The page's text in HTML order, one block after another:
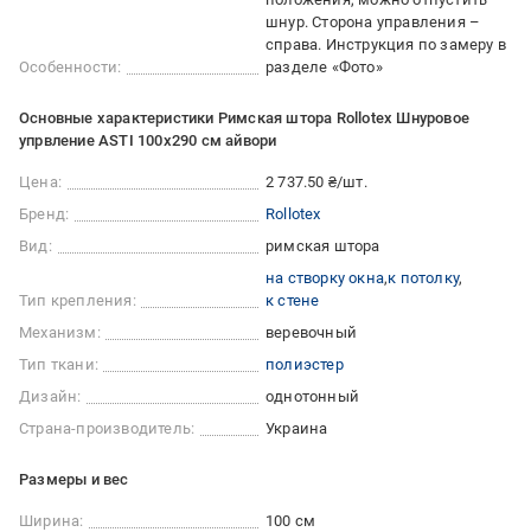
Особенности:
шнур. Сторона управления –
справа. Инструкция по замеру в
разделе «Фото»
Основные характеристики Римская штора Rollotex Шнуровое
упрвление ASTI 100x290 см айвори
Цена:
2 737.50 ₴/шт.
Бренд:
Rollotex
Вид:
римская штора
Тип крепления:
на створку окна к потолку
к стене
Механизм:
веревочный
Тип ткани:
полиэстер
Дизайн:
однотонный
Страна-производитель:
Украина
Размеры и вес
Ширина:
100 см